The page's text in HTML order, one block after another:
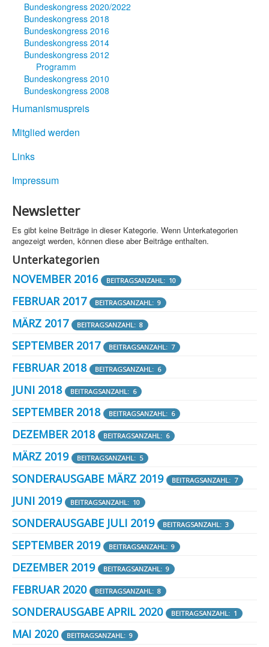
Bundeskongress 2020/2022
Bundeskongress 2018
Bundeskongress 2016
Bundeskongress 2014
Bundeskongress 2012
Programm
Bundeskongress 2010
Bundeskongress 2008
Humanismuspreis
Mitglied werden
Links
Impressum
Newsletter
Es gibt keine Beiträge in dieser Kategorie. Wenn Unterkategorien
angezeigt werden, können diese aber Beiträge enthalten.
Unterkategorien
NOVEMBER 2016
BEITRAGSANZAHL: 10
FEBRUAR 2017 BEITRAGSANZAHL: 9
MÄRZ 2017 BEITRAGSANZAHL: 8
SEPTEMBER 2017 BEITRAGSANZAHL: 7
FEBRUAR 2018 BEITRAGSANZAHL: 6
JUNI 2018 BEITRAGSANZAHL: 6
SEPTEMBER 2018 BEITRAGSANZAHL: 6
DEZEMBER 2018 BEITRAGSANZAHL: 6
MÄRZ 2019 BEITRAGSANZAHL: 5
SONDERAUSGABE MÄRZ 2019 BEITRAGSANZAHL: 7
JUNI 2019 BEITRAGSANZAHL: 10
SONDERAUSGABE JULI 2019 BEITRAGSANZAHL: 3
SEPTEMBER 2019 BEITRAGSANZAHL: 9
DEZEMBER 2019 BEITRAGSANZAHL: 9
FEBRUAR 2020 BEITRAGSANZAHL: 8
SONDERAUSGABE APRIL 2020 BEITRAGSANZAHL: 1
MAI 2020 BEITRAGSANZAHL: 9